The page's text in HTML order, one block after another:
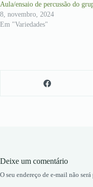
Aula/ensaio de percussão do
8, novembro, 2024
Em "Variedades"
Deixe um comentário
O seu endereço de e-mail não